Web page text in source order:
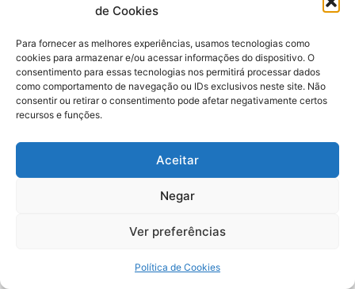
de Cookies
Para fornecer as melhores experiências, usamos tecnologias como
cookies para armazenar e/ou acessar informações do dispositivo. O
consentimento para essas tecnologias nos permitirá processar dados
como comportamento de navegação ou IDs exclusivos neste site. Não
consentir ou retirar o consentimento pode afetar negativamente certos
recursos e funções.
Aceitar
Negar
Ver preferências
Política de Cookies
Fique por dentro de tudo!
Siga-nos
a
-
n
s
g
m
o
Desenvolvido por mktinfo.com.br